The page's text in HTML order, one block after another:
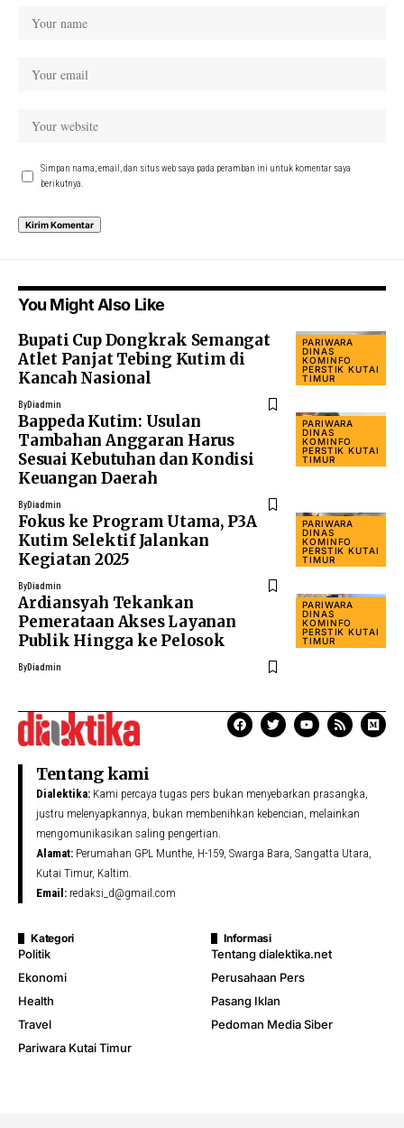
Simpan nama, email, dan situs web saya pada peramban ini untuk komentar saya
berikutnya.
You Might Also Like
PARIWARA
DINAS
KOMINFO
PERSTIK KUTAI
TIMUR
Bupati Cup Dongkrak Semangat
Atlet Panjat Tebing Kutim di
Kancah Nasional
ByDiadmin
PARIWARA
DINAS
KOMINFO
PERSTIK KUTAI
TIMUR
Bappeda Kutim: Usulan
Tambahan Anggaran Harus
Sesuai Kebutuhan dan Kondisi
Keuangan Daerah
ByDiadmin
PARIWARA
DINAS
KOMINFO
PERSTIK KUTAI
TIMUR
Fokus ke Program Utama, P3A
Kutim Selektif Jalankan
Kegiatan 2025
ByDiadmin
PARIWARA
DINAS
KOMINFO
PERSTIK KUTAI
TIMUR
Ardiansyah Tekankan
Pemerataan Akses Layanan
Publik Hingga ke Pelosok
ByDiadmin
Tentang kami
Dialektika: Kami percaya tugas pers bukan menyebarkan prasangka,
justru melenyapkannya, bukan membenihkan kebencian, melainkan
mengomunikasikan saling pengertian.
Alamat: Perumahan GPL Munthe, H-159, Swarga Bara, Sangatta Utara,
Kutai Timur, Kaltim.
Email: redaksi_d@gmail.com
Kategori
Politik
Ekonomi
Health
Travel
Pariwara Kutai Timur
Informasi
Tentang dialektika.net
Perusahaan Pers
Pasang Iklan
Pedoman Media Siber